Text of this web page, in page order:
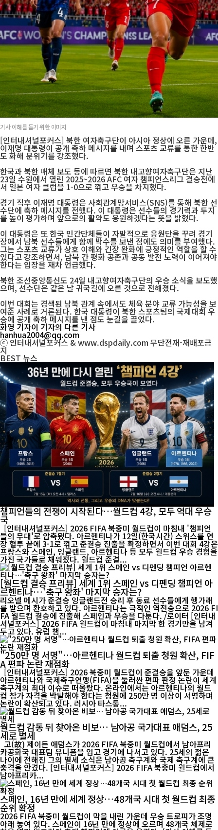
기사 이해를 돕기 위한 이미지
[인터내셔널포커스] 북한 여자축구단이 아시아 정상에 오른 가운데,
이재명 대통령이 공개 축하 메시지를 내며 스포츠 교류를 통한 한반
도 화해 분위기를 강조했다.
한국과 북한 매체 보도 등에 따르면 북한 내고향여자축구단은 지난
23일 수원에서 열린 2025~2026 AFC 여자 챔피언스리그 결승전에
서 일본 여자 클럽을 1-0으로 꺾고 우승을 차지했다.
경기 직후 이재명 대통령은 사회관계망서비스(SNS)를 통해 북한 선
수단에 축하 메시지를 전했다. 이 대통령은 선수들의 경기력과 투지
를 높이 평가하며 앞으로의 활약도 응원하겠다는 뜻을 밝혔다.
이 대통령은 또 한국 민간단체들이 자발적으로 응원단을 꾸려 경기
장에서 남북 선수들에게 함께 박수를 보낸 점에도 의미를 부여했다.
그는 스포츠 교류가 상호 이해와 긴장 완화에 긍정적인 역할을 할 수
있다고 강조하면서, 남북 간 평화 공존과 공동 발전 노력이 이어져야
한다는 입장을 재차 언급했다.
북한 조선중앙통신도 24일 내고향여자축구단의 우승 소식을 보도했
으며, 선수단은 같은 날 귀국길에 오른 것으로 전해졌다.
이번 대회는 경색된 남북 관계 속에서도 체육 분야 교류 가능성을 보
여준 사례로 거론된다. 한국 대통령이 북한 스포츠팀의 국제대회 우
승에 공개 축하 메시지를 낸 점도 눈길을 끌었다.
화영 기자이 기자의 다른 기사
hanhua2004@qq.com
ⓒ 인터내셔널포커스 & www.dspdaily.com 무단전재-재배포금
지
BEST 뉴스
챔피언들의 전쟁이 시작된다…월드컵 4강, 모두 역대 우승
국
[인터내셔널포커스] 2026 FIFA 북중미 월드컵이 마침내 '챔피언
들의 무대'로 압축됐다. 아르헨티나가 12일(한국시간) 스위스를 연
장 혈투 끝에 3-1로 꺾고 준결승 진출을 확정하면서 이번 대회 4강은
프랑스와 스페인, 잉글랜드, 아르헨티나 등 모두 월드컵 우승 경험을
가진 국가들로 채워졌다. 월드컵 준결...
[월드컵 결승 프리뷰] 세계 1위 스페인 vs 디펜딩 챔피언 아
르헨티나…'축구 왕좌' 마지막 승자는?
리오넬 메시가 준결승 잉글랜드전 승리 후 동료 선수들에게 헹가래
를 받으며 환호하고 있다. 아르헨티나는 극적인 역전승으로 2026 FI
FA 월드컵 결승에 진출해 스페인과 우승을 다툰다. /로이터 [인터내
셔널포커스] 2026 FIFA 월드컵이 마침내 마지막 한 경기만을 남겨
두고 있다. 유럽 챔...
"250만 명 서명"…아르헨티나 월드컵 퇴출 청원 확산, FIF
A 편파 논란 재점화
[인터내셔널포커스] 2026 북중미 월드컵이 준결승을 앞둔 가운데
아르헨티나와 국제축구연맹(FIFA)을 둘러싼 편파 판정 논란이 세계
축구계의 최대 이슈로 떠올랐다. 온라인에서는 아르헨티나의 월드
컵 참가 자격을 박탈해야 한다는 청원에 250만 명 이상이 서명하며
논란이 확산되고 있다. 러시아 타스통...
월드컵 감동 뒤 찾아온 비보… 남아공 국가대표 애덤스, 25
세로 별세
카공화국 대표팀 유니폼을 입고 경기에 나서고 있다. 25세의 젊은
나이에 전해진 그의 별세 소식은 남아공 축구계와 국제 축구계에 큰
충격을 안겼다. [인터내셔널포커스] 2026 FIFA 북중미 월드컵에서
남아프리카...
스페인, 16년 만에 세계 정상…48개국 시대 첫 월드컵 최종
순위 확정
2026 FIFA 북중미 월드컵이 막을 내린 가운데 우승 트로피가 조명
아래 놓여 있다. 스페인이 16년 만에 정상에 오르며 48개국 체제로